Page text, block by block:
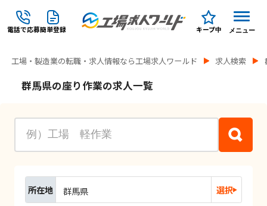
電話で応募簡単登録 キープ中 メニュー
工場・製造業の転職・求人情報なら工場求人ワールド 求人検索
群馬県の座り作業の求人一覧
所在地 群馬県 選択